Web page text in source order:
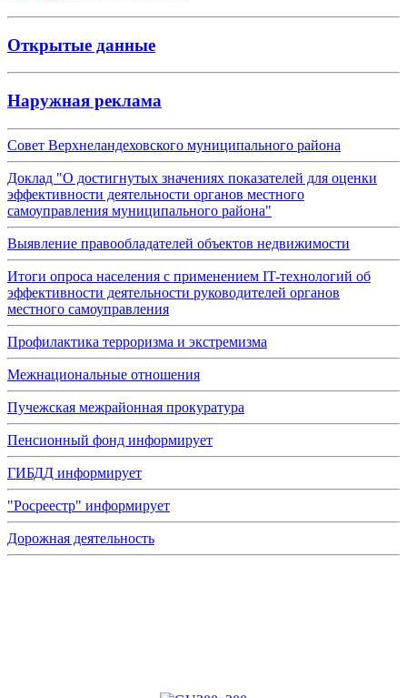
Открытые данные
Наружная реклама
Совет Верхнеландеховского муниципального района
Доклад "О достигнутых значениях показателей для оценки
эффективности деятельности органов местного
самоуправления муниципального района"
Выявление правообладателей объектов недвижимости
Итоги опроса населения с применением IT-технологий об
эффективности деятельности руководителей органов
местного самоуправления
Профилактика терроризма и экстремизма
Межнациональные отношения
Пучежская межрайонная прокуратура
Пенсионный фонд информирует
ГИБДД информирует
"Росреестр" информирует
Дорожная деятельность